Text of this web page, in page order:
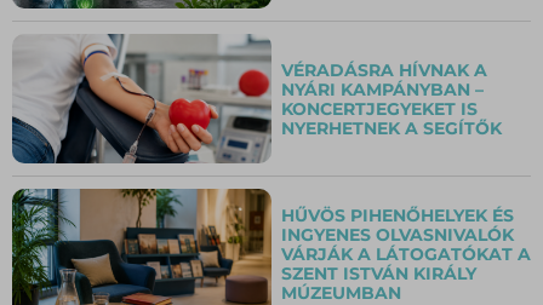
VÉRADÁSRA HÍVNAK A
NYÁRI KAMPÁNYBAN –
KONCERTJEGYEKET IS
NYERHETNEK A SEGÍTŐK
HŰVÖS PIHENŐHELYEK ÉS
INGYENES OLVASNIVALÓK
VÁRJÁK A LÁTOGATÓKAT A
SZENT ISTVÁN KIRÁLY
MÚZEUMBAN